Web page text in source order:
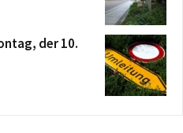
der 10.